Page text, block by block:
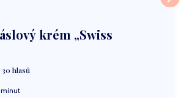
krém „Swiss
30 hlasů